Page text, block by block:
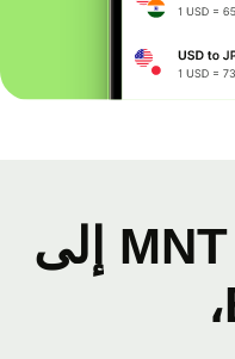
المخطط من MNT إلى